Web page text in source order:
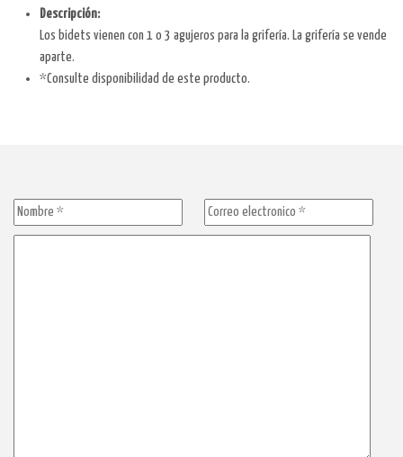
Descripción:
Los bidets vienen con 1 o 3 agujeros para la grifería. La grifería se vende
aparte.
*Consulte disponibilidad de este producto.